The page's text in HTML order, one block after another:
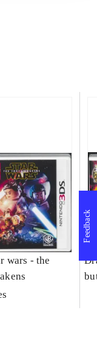
wars - the
Feedback